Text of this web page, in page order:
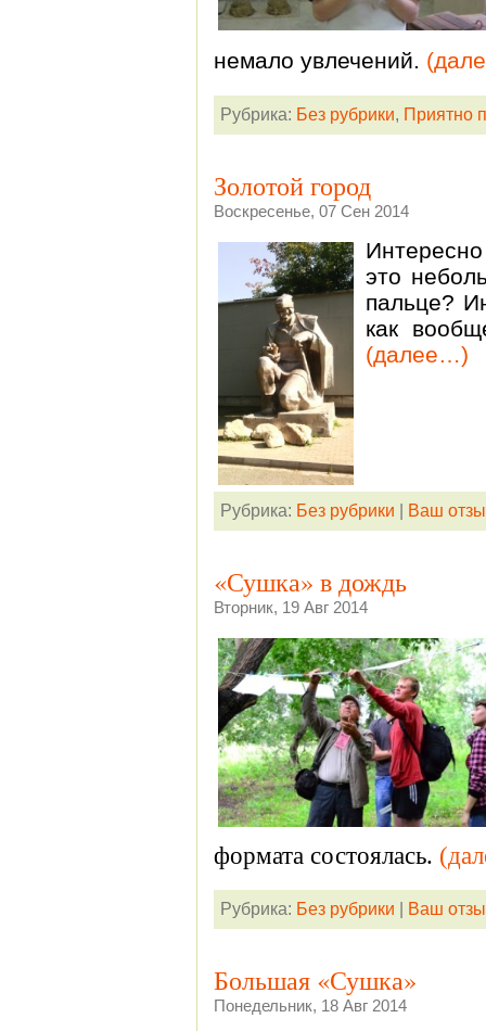
немало увлечений.
Рубрика: Без рубрики, Приятно
Золотой город
Воскресенье, 07 Сен 2014
это
пальце?
как
(далее…)
Рубрика: Без рубрики Ваш
«Сушка» в дождь
Вторник, 19 Авг 2014
формата состоялась.
Рубрика: Без рубрики Ваш
Большая «Сушка»
Понедельник, 18 Авг 2014